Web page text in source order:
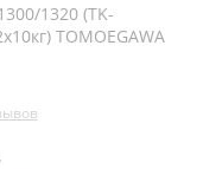
1320 (TK-
TOMOEGAWA